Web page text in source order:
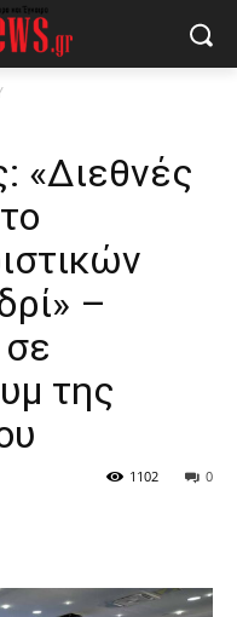
«Διεθνές
–
της
0
1102